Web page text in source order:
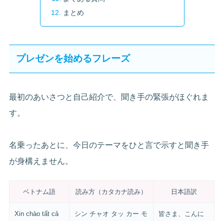
まとめ
プレゼンを始めるフレーズ
最初のあいさつと自己紹介で、聞き手の緊張がほぐれま
す。
名乗ったあとに、今日のテーマをひと言で示すと聞き手
が身構えません。
ベトナム語 読み方（カタカナ読み） 日本語訳
Xin chào tất cả
シン チャオ タッ カー モ
皆さま、こんに